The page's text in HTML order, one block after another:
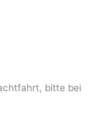
bitte bei